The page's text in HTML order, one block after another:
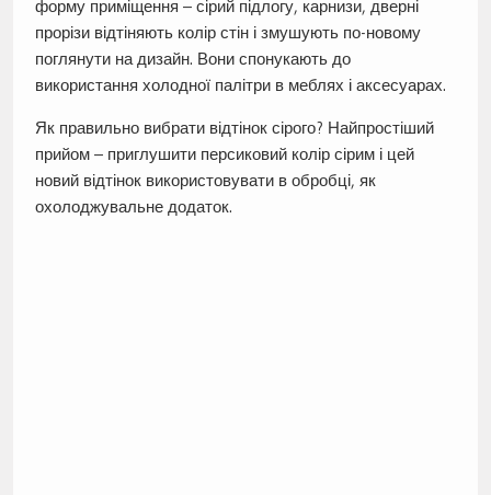
форму приміщення – сірий підлогу, карнизи, дверні
прорізи відтіняють колір стін і змушують по-новому
поглянути на дизайн. Вони спонукають до
використання холодної палітри в меблях і аксесуарах.
Як правильно вибрати відтінок сірого? Найпростіший
прийом – приглушити персиковий колір сірим і цей
новий відтінок використовувати в обробці, як
охолоджувальне додаток.